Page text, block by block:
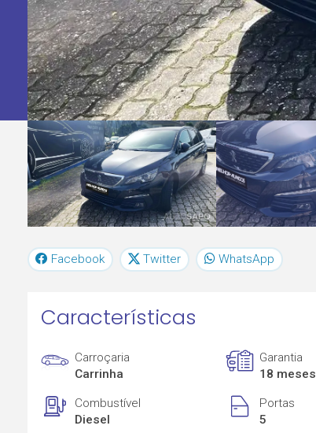
Facebook Twitter WhatsApp
Características
Carroçaria
Carrinha
Garantia
18 meses
Combustível
Diesel
Portas
5